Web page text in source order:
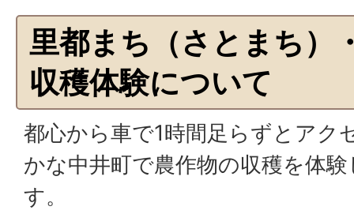
里都まち（さとまち）
収穫体験について
都心から車で1時間足らずとアク
かな中井町で農作物の収穫を体
す。